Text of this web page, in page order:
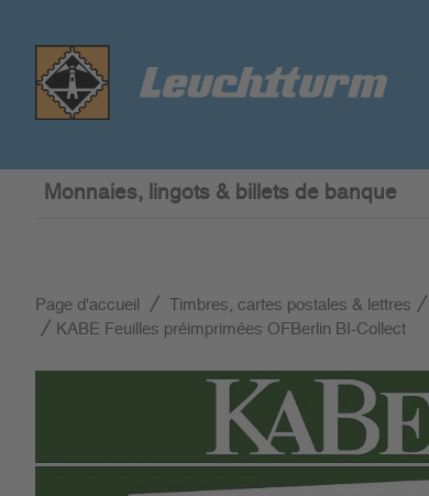
Monnaies, lingots & billets de banque
Page d'accueil Timbres, cartes postales & lettres
KABE Feuilles préimprimées OFBerlin BI-Collect